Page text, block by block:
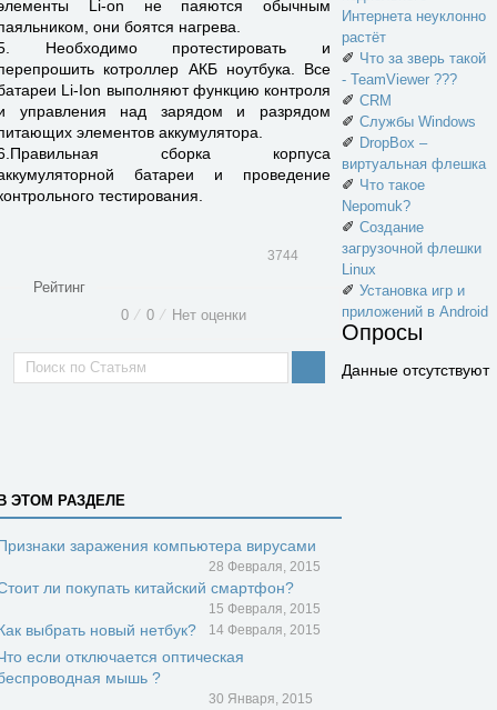
Li-on не паяются обычным
они боятся нагрева.
Необходимо протестировать и
котроллер АКБ ноутбука. Все
Li-Ion выполняют функцию контроля
управления над зарядом и разрядом
элементов аккумулятора.
сборка корпуса
батареи и проведение
тестирования.
3744
Рейтинг
0 ⁄ 0 ⁄ Нет оценки
ЭТОМ РАЗДЕЛЕ
заражения компьютера вирусами
28 Февраля, 2015
ли покупать китайский смартфон?
15 Февраля, 2015
выбрать новый нетбук? 14 Февраля, 2015
если отключается оптическая
мышь ?
30 Января, 2015
Интернета неуклонно
растёт
✐ Что за зверь такой
- TeamViewer ???
✐ CRM
✐ Службы Windows
✐ DropBox –
виртуальная флешка
✐ Что такое
Nepomuk?
✐ Создание
загрузочной флешки
Linux
✐ Установка игр и
приложений в Android
Опросы
Данные отсутствуют